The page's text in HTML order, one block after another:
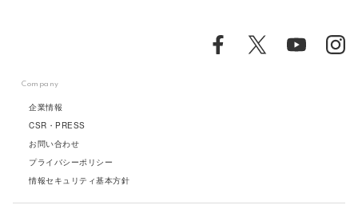
Company
企業情報
CSR・PRESS
お問い合わせ
プライバシーポリシー
情報セキュリティ基本方針